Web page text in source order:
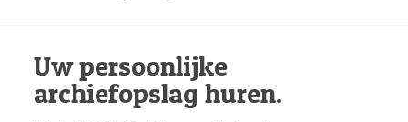
Uw persoonlijke
archiefopslag huren.